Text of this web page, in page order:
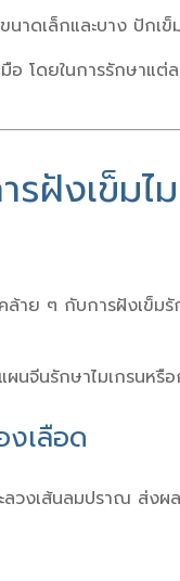
สขนาดเล็กและบาง
อ โดยในการรักษาแ
ฝังเข็มไ
คล้าย ๆ กับการฝังเ
นจีนรักษาไมเกรนห
งเลือด
วงเส้นลมปราณ ส่งผ